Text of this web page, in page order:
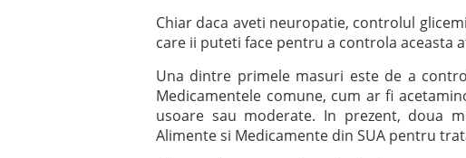
Chiar daca aveti neuropatie, controlul
care ii puteti face pentru a controla aceasta
Una dintre primele masuri este de a
Medicamentele comune, cum ar fi
usoare sau moderate. In prezent, doua
Alimente si Medicamente din SUA pentru